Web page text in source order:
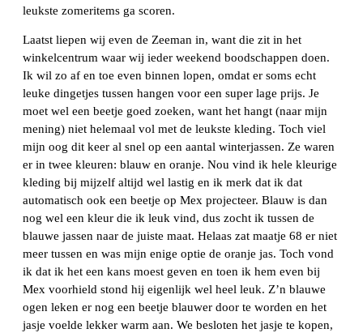
leukste zomeritems ga scoren.
Laatst liepen wij even de Zeeman in, want die zit in het
winkelcentrum waar wij ieder weekend boodschappen doen.
Ik wil zo af en toe even binnen lopen, omdat er soms echt
leuke dingetjes tussen hangen voor een super lage prijs. Je
moet wel een beetje goed zoeken, want het hangt (naar mijn
mening) niet helemaal vol met de leukste kleding. Toch viel
mijn oog dit keer al snel op een aantal winterjassen. Ze waren
er in twee kleuren: blauw en oranje. Nou vind ik hele kleurige
kleding bij mijzelf altijd wel lastig en ik merk dat ik dat
automatisch ook een beetje op Mex projecteer. Blauw is dan
nog wel een kleur die ik leuk vind, dus zocht ik tussen de
blauwe jassen naar de juiste maat. Helaas zat maatje 68 er niet
meer tussen en was mijn enige optie de oranje jas. Toch vond
ik dat ik het een kans moest geven en toen ik hem even bij
Mex voorhield stond hij eigenlijk wel heel leuk. Z’n blauwe
ogen leken er nog een beetje blauwer door te worden en het
jasje voelde lekker warm aan. We besloten het jasje te kopen,